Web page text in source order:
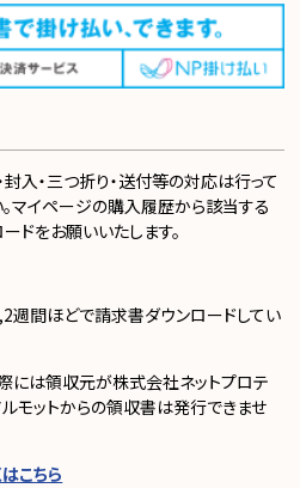
入・三つ折り・送付等の対応は行って
。マイページの購入履歴から該当する
ドをお願いいたします。
間ほどで請求書ダウンロードしてい
は領収元が株式会社ネットプロテ
モットからの領収書は発行できませ
こちら